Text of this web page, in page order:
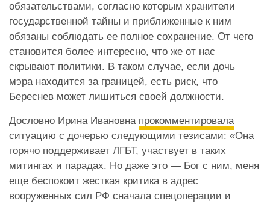
обязательствами, согласно которым хранители
государственной тайны и приближенные к ним
обязаны соблюдать ее полное сохранение. От чего
становится более интересно, что же от нас
скрывают политики. В таком случае, если дочь
мэра находится за границей, есть риск, что
Береснев может лишиться своей должности.
Дословно Ирина Ивановна прокомментировала
ситуацию с дочерью следующими тезисами: «Она
горячо поддерживает ЛГБТ, участвует в таких
митингах и парадах. Но даже это — Бог с ним, меня
еще беспокоит жесткая критика в адрес
вооруженных сил РФ сначала спецоперации и